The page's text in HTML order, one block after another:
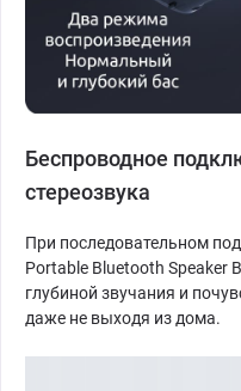
Беспроводное
стереозвука
При последовательном
Portable Bluetooth Speaker
глубиной звучания и
даже не выходя из дома.